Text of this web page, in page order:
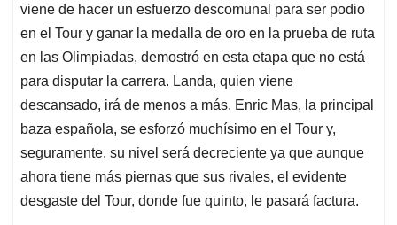
viene de hacer un esfuerzo descomunal para ser podio
en el Tour y ganar la medalla de oro en la prueba de ruta
en las Olimpiadas, demostró en esta etapa que no está
para disputar la carrera. Landa, quien viene
descansado, irá de menos a más. Enric Mas, la principal
baza española, se esforzó muchísimo en el Tour y,
seguramente, su nivel será decreciente ya que aunque
ahora tiene más piernas que sus rivales, el evidente
desgaste del Tour, donde fue quinto, le pasará factura.